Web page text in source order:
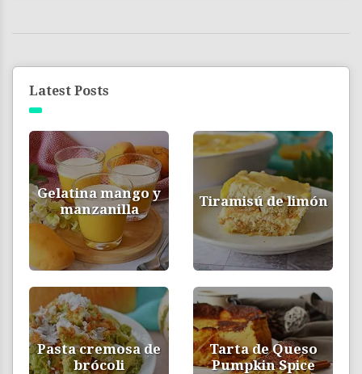
Latest Posts
Gelatina mango y
manzanilla
Tiramisú de limón
Pasta cremosa de
brócoli
Tarta de Queso
Pumpkin Spice